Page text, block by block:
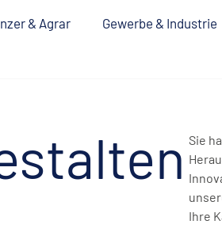
& Agrar Gewerbe & Industrie
Sie
Ihre